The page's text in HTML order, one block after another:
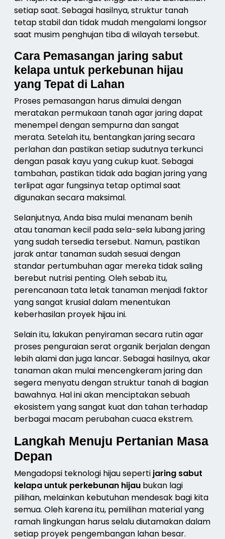
setiap saat. Sebagai hasilnya, struktur tanah
tetap stabil dan tidak mudah mengalami longsor
saat musim penghujan tiba di wilayah tersebut.
Cara Pemasangan jaring sabut
kelapa untuk perkebunan hijau
yang Tepat di Lahan
Proses pemasangan harus dimulai dengan
meratakan permukaan tanah agar jaring dapat
menempel dengan sempurna dan sangat
merata. Setelah itu, bentangkan jaring secara
perlahan dan pastikan setiap sudutnya terkunci
dengan pasak kayu yang cukup kuat. Sebagai
tambahan, pastikan tidak ada bagian jaring yang
terlipat agar fungsinya tetap optimal saat
digunakan secara maksimal.
Selanjutnya, Anda bisa mulai menanam benih
atau tanaman kecil pada sela-sela lubang jaring
yang sudah tersedia tersebut. Namun, pastikan
jarak antar tanaman sudah sesuai dengan
standar pertumbuhan agar mereka tidak saling
berebut nutrisi penting. Oleh sebab itu,
perencanaan tata letak tanaman menjadi faktor
yang sangat krusial dalam menentukan
keberhasilan proyek hijau ini.
Selain itu, lakukan penyiraman secara rutin agar
proses penguraian serat organik berjalan dengan
lebih alami dan juga lancar. Sebagai hasilnya, akar
tanaman akan mulai mencengkeram jaring dan
segera menyatu dengan struktur tanah di bagian
bawahnya. Hal ini akan menciptakan sebuah
ekosistem yang sangat kuat dan tahan terhadap
berbagai macam perubahan cuaca ekstrem.
Langkah Menuju Pertanian Masa
Depan
Mengadopsi teknologi hijau seperti jaring sabut
kelapa untuk perkebunan hijau bukan lagi
pilihan, melainkan kebutuhan mendesak bagi kita
semua. Oleh karena itu, pemilihan material yang
ramah lingkungan harus selalu diutamakan dalam
setiap proyek pengembangan lahan besar.